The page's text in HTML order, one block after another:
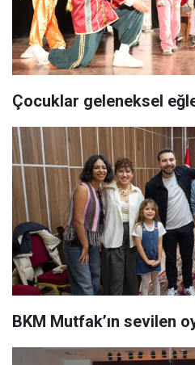
Çocuklar geleneksel
BKM Mutfak’ın sevilen